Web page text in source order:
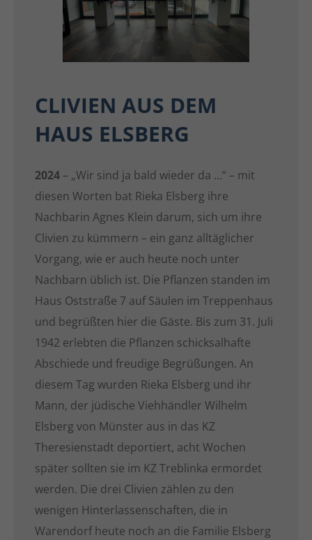
CLIVIEN AUS DEM
HAUS ELSBERG
2024 – „Wir sind ja bald wieder da …“ – mit
diesen Worten bat Rieka Elsberg ihre
Nachbarin Agnes Klein darum, sich um ihre
Clivien zu kümmern – ein ganz alltäglicher
Vorgang, wie er auch heute noch unter
Nachbarn üblich ist. Die Pflanzen standen im
Haus Oststraße 7 auf Säulen im Treppenhaus
und begrüßten hier die Gäste. Bis zum 31. Juli
1942 erlebten die Pflanzen schicksalhafte
Abschiede und freudige Begrüßungen. An
diesem Tag wurden Rieka Elsberg und ihr
Mann, der jüdische Viehhändler Wilhelm
Elsberg von Münster aus in das KZ
Theresienstadt deportiert, acht Wochen
später sollten sie im KZ Treblinka ermordet
werden. Die drei Clivien zählen zu den
wenigen Hinterlassenschaften, die in
Warendorf heute noch an die Familie Elsberg